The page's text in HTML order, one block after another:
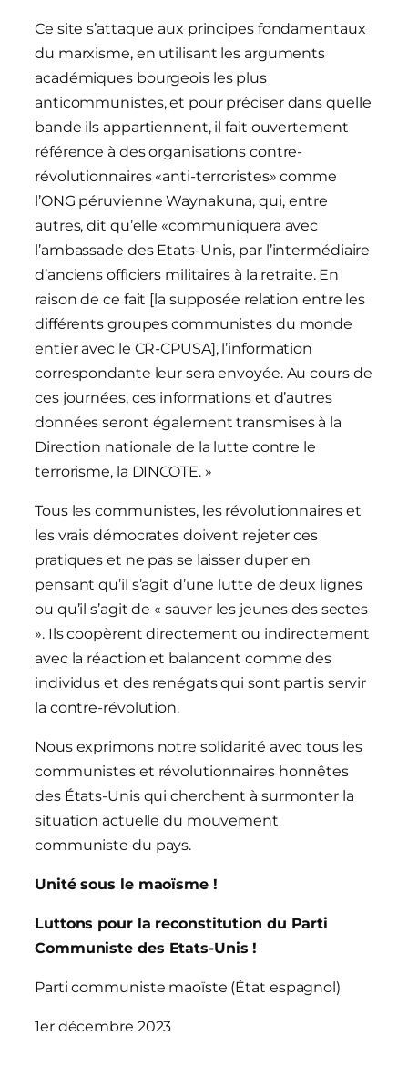
Ce site s’attaque aux principes fondamentaux
du marxisme, en utilisant les arguments
académiques bourgeois les plus
anticommunistes, et pour préciser dans quelle
bande ils appartiennent, il fait ouvertement
référence à des organisations contre-
révolutionnaires «anti-terroristes» comme
l’ONG péruvienne Waynakuna, qui, entre
autres, dit qu’elle «communiquera avec
l’ambassade des Etats-Unis, par l’intermédiaire
d’anciens officiers militaires à la retraite. En
raison de ce fait [la supposée relation entre les
différents groupes communistes du monde
entier avec le CR-CPUSA], l’information
correspondante leur sera envoyée. Au cours de
ces journées, ces informations et d’autres
données seront également transmises à la
Direction nationale de la lutte contre le
terrorisme, la DINCOTE. »
Tous les communistes, les révolutionnaires et
les vrais démocrates doivent rejeter ces
pratiques et ne pas se laisser duper en
pensant qu’il s’agit d’une lutte de deux lignes
ou qu’il s’agit de « sauver les jeunes des sectes
». Ils coopèrent directement ou indirectement
avec la réaction et balancent comme des
individus et des renégats qui sont partis servir
la contre-révolution.
Nous exprimons notre solidarité avec tous les
communistes et révolutionnaires honnêtes
des États-Unis qui cherchent à surmonter la
situation actuelle du mouvement
communiste du pays.
Unité sous le maoïsme !
Luttons pour la reconstitution du Parti
Communiste des Etats-Unis !
Parti communiste maoïste (État espagnol)
1er décembre 2023